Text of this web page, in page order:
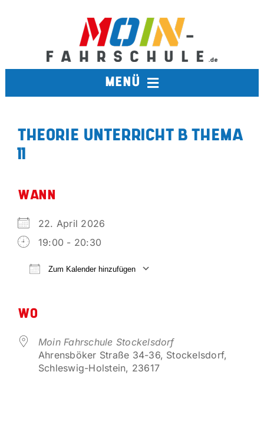
MENÜ
AUSBILDUNGSFAHRSCHULE
VORTEILSPARTNER
THEORIE UNTERRICHT B THEMA
11
WANN
22. April 2026
19:00 - 20:30
Zum Kalender hinzufügen
WO
Moin Fahrschule Stockelsdorf
Ahrensböker Straße 34-36, Stockelsdorf,
Schleswig-Holstein, 23617